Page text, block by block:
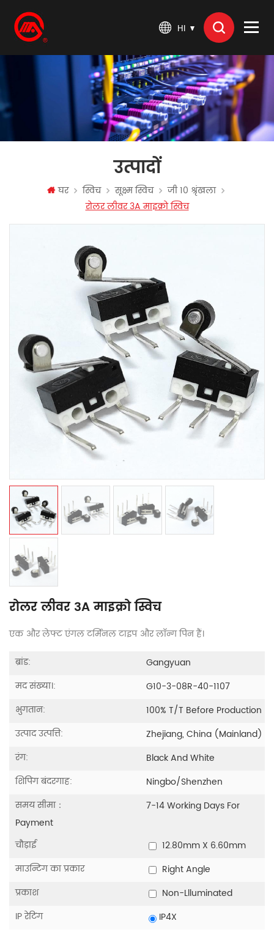
HI
उत्पादों
घर स्विच सूक्ष्म स्विच
जी 10 श्रृंखला
रोलर लीवर 3A माइक्रो स्विच
रोलर लीवर 3A माइक्रो स्विच
एक और लेफ्ट एंगल टर्मिनल टाइप और लॉन्ग पिन हैं।
ब्रांड:
Gangyuan
मद संख्या।:
G10-3-08R-40-1107
भुगतान:
100% T/T Before Production
उत्पाद उत्पत्ति:
Zhejiang, China (Mainland)
रंग:
Black And White
शिपिंग बंदरगाह:
Ningbo/Shenzhen
समय सीमा：
7-14 Working Days For
Payment
चौड़ाई
12.80mm X 6.60mm
माउन्टिंग का प्रकार
Right Angle
प्रकाश
Non-Llluminated
IP रेटिंग
IP4X